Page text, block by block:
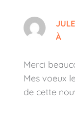
À
Merci
Mes voeux
de cette